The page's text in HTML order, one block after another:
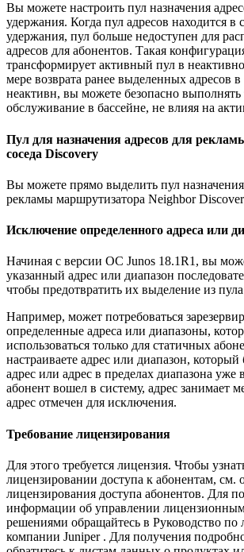
Вы можете настроить пул назначения
удержания. Когда пул адресов находится в
удержания, пул больше недоступен для
адресов для абонентов. Такая
трансформирует активный пул в
мере возврата ранее выделенных адресов
неактивн, вы можете безопасно выполнять
обслуживание в бассейне, не влияя на
Пул для назначения адресов для
соседа Discovery
Вы можете прямо выделить пул назначения
рекламы маршрутизатора Neighbor
Исключение определенного адреса или
Начиная с версии ОС Junos 18.1R1, вы
указанный адрес или диапазон
чтобы предотвратить их выделение из пула
Например, может потребоваться
определенные адреса или диапазоны,
использоваться только для статичных
настраиваете адрес или диапазон, который
адрес или адрес в пределах диапазона уже
абонент вошел в систему, адрес занимает
адрес отмечен для исключения.
Требование лицензирования
Для этого требуется лицензия. Чтобы
лицензировании доступа к абонентам, см.
лицензирования доступа абонентов. Для
информации об управлении
решениями обращайтесь в Руководство
компании Juniper . Для получения